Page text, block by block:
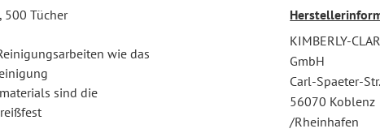
500 Tücher
wie das
sind die
KIMBERLY-
GmbH
Carl-Spaeter-
56070 Koblenz
/Rheinhafen